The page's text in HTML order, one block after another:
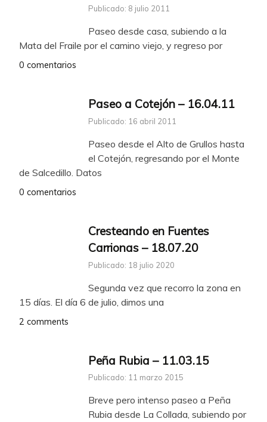
Publicado: 8 julio 2011
Paseo desde casa, subiendo a la
Mata del Fraile por el camino viejo, y regreso por
0 comentarios
Paseo a Cotejón – 16.04.11
Publicado: 16 abril 2011
Paseo desde el Alto de Grullos hasta
el Cotejón, regresando por el Monte
de Salcedillo. Datos
0 comentarios
Cresteando en Fuentes
Carrionas – 18.07.20
Publicado: 18 julio 2020
Segunda vez que recorro la zona en
15 días. El día 6 de julio, dimos una
2 comments
Peña Rubia – 11.03.15
Publicado: 11 marzo 2015
Breve pero intenso paseo a Peña
Rubia desde La Collada, subiendo por